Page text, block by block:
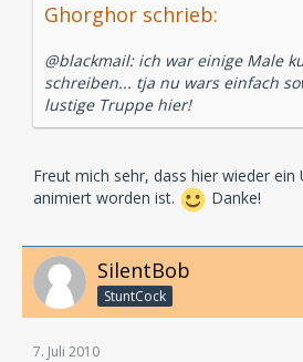
Ghorghor schrieb:
@blackmail: ich war einige Male
schreiben... tja nu wars einfach
lustige Truppe hier!
Freut mich sehr, dass hier wieder ein
animiert worden ist.
Danke!
SilentBob
StuntCock
7. Juli 2010